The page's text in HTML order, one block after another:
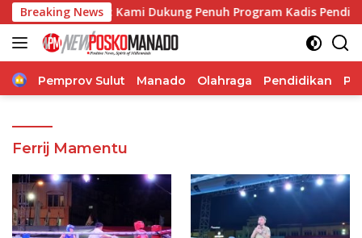
Langsung
ke
konten
Breaking News
Ticoalu: Kami Dukung Penuh Program Kadis Pendidikan,
Home
Pemprov Sulut Manado Olahraga Pendidikan
Ferrij Mamentu